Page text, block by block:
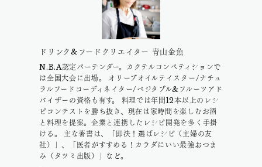
ドリンク&フードクリエイター 青山金魚
N.B.A認定バーテンダー。カクテルコンペティションで
は全国大会に出場。 オリーブオイルテイスター/ナチュ
ラルフードコーディネイター/ベジタブル&フルーツアド
バイザーの資格も有す。 料理では年間12本以上のレシ
ピコンテストを勝ち抜き、現在は家時間を楽しむお酒
と料理を提案。企業と連携したレシピ開発を多く手掛
ける。 主な著書は、「即決！選ばレシピ（主婦の友
社）」、「医者がすすめる！カラダにいい最強おつま
み（タツミ出版）」など。